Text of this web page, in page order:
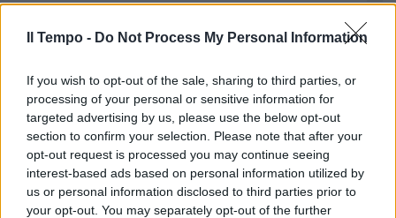
Il Tempo - Do Not Process My Personal Information
If you wish to opt-out of the sale, sharing to third parties, or
processing of your personal or sensitive information for
targeted advertising by us, please use the below opt-out
section to confirm your selection. Please note that after your
opt-out request is processed you may continue seeing
interest-based ads based on personal information utilized by
us or personal information disclosed to third parties prior to
your opt-out. You may separately opt-out of the further
sia la sinistra
CONGRESSO IN ABRUZZO
Sicurezza, Salvini: "Mani più
libere alle forze dell'ordine e 10
mila soldati nelle città"
25/01/2026